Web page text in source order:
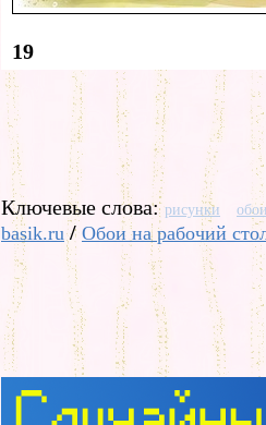
19
Ключевые слова: рисунки
basik.ru/ Обои на рабочий